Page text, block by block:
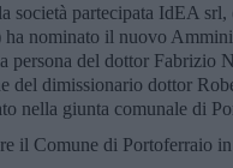
società partecipata IdEA srl,
ha nominato il nuovo
persona del dottor Fabrizio
del dimissionario dottor
nella giunta comunale di
il Comune di Portoferraio